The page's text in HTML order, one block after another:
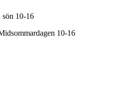
10-16
10-16